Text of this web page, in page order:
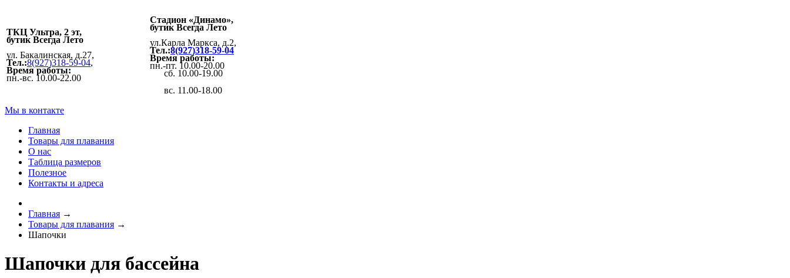
ТКЦ Ультра, 2 эт,
бутик Всегда Лето
ул. Бакалинская, д.27,
Тел.:8(927)318-59-04,
Время работы:
пн.-вс. 10.00-22.00
Стадион «Динамо»,
бутик Всегда Лето
ул.Карла Маркса, д.2,
Тел.:8(927)318-59-04
Время работы:
пн.-пт. 10.00-20.00
сб. 10.00-19.00
вс. 11.00-18.00
Мы в контакте
Главная
Товары для плавания
О нас
Таблица размеров
Полезное
Контакты и адреса
Главная →
Товары для плавания →
Шапочки
Шапочки для бассейна